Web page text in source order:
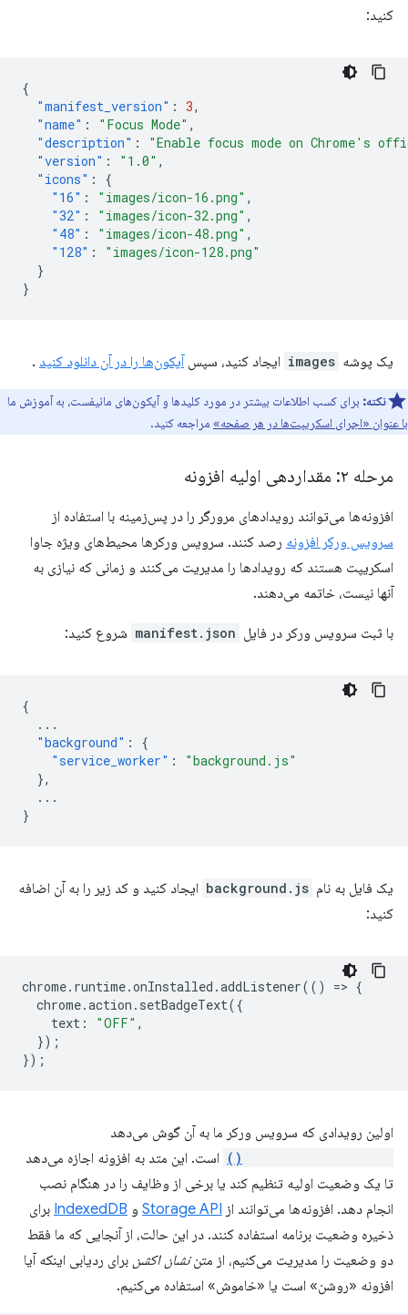
کنید:
{
"manifest_version" : 3,
"name" : "Focus Mode" ,
"description" :
"Enable focus mode on Chrome's
"version" : "1.0" ,
"icons" :
{
"16" : "images/icon-16.png" ,
"32" : "images/icon-32.png" ,
"48" : "images/icon-48.png" ,
"128" :
"images/icon-128.png"
}
}
یک پوشه images ایجاد کنید، سپس آیکون‌ها را در آن دانلود کنید .
نکته: برای کسب اطلاعات بیشتر در مورد کلیدها و آیکون‌های مانیفست، به آموزش ما
با عنوان «اجرای اسکریپت‌ها در هر صفحه» مراجعه کنید.
مرحله ۲: مقداردهی اولیه افزونه
افزونه‌ها می‌توانند رویدادهای مرورگر را در پس‌زمینه با استفاده از
سرویس ورکر افزونه رصد کنند. سرویس ورکرها محیط‌های ویژه جاوا
اسکریپت هستند که رویدادها را مدیریت می‌کنند و زمانی که نیازی به
آنها نیست، خاتمه می‌دهند.
با ثبت سرویس ورکر در فایل manifest.json شروع کنید:
{
...
"background" :
{
"service_worker" :
"background.js"
},
...
}
یک فایل به نام background.js ایجاد کنید و کد زیر را به آن اضافه
کنید:
chrome. runtime.onInstalled .addListener(() => {
chrome.action . setBadgeText({
text : "OFF" ,
});
});
اولین رویدادی که سرویس ورکر ما به آن گوش می‌دهد
است. این متد به افزونه اجازه می‌دهد
تا یک وضعیت اولیه تنظیم کند یا برخی از وظایف را در هنگام نصب
انجام دهد. افزونه‌ها می‌توانند از Storage API و IndexedDB برای
ذخیره وضعیت برنامه استفاده کنند. در این حالت، از آنجایی که ما فقط
دو وضعیت را مدیریت می‌کنیم، از متننشان اکشن برای ردیابی اینکه آیا
افزونه «روشن» است یا «خاموش» استفاده می‌کنیم.